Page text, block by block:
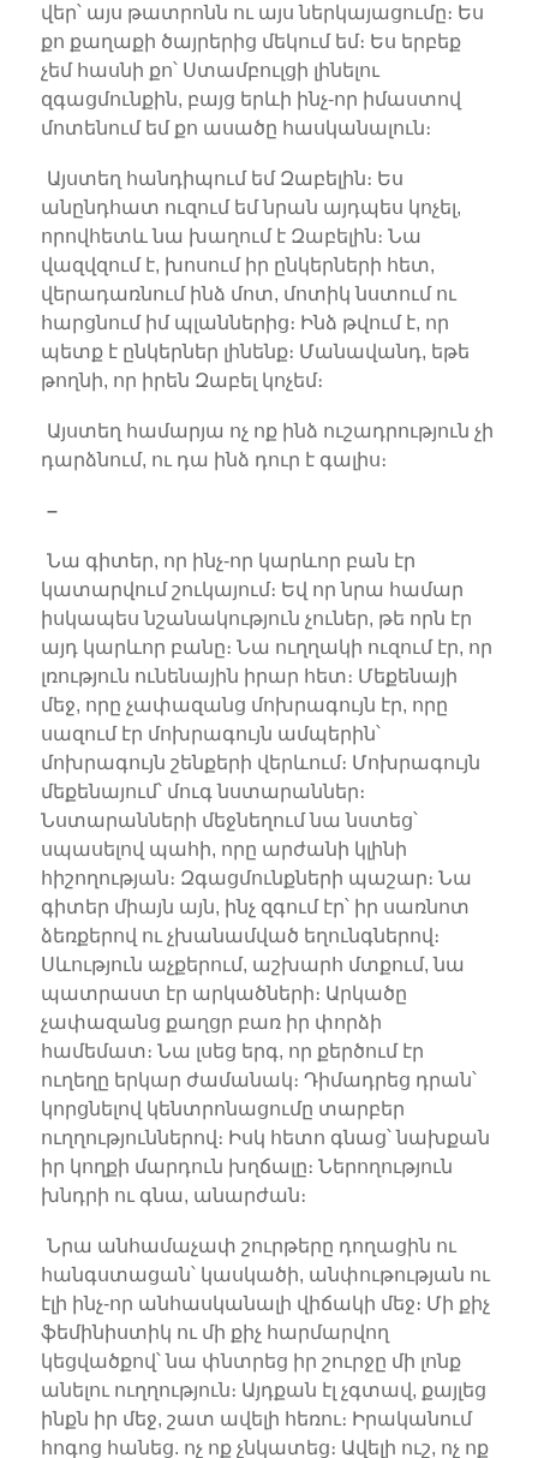
վեր՝ այս թատրոնն ու այս ներկայացումը։ Ես
քո քաղաքի ծայրերից մեկում եմ։ Ես երբեք
չեմ հասնի քո՝ Ստամբուլցի լինելու
զգացմունքին, բայց երևի ինչ-որ իմաստով
մոտենում եմ քո ասածը հասկանալուն։
Այստեղ հանդիպում եմ Զաբելին։ Ես
անընդհատ ուզում եմ նրան այդպես կոչել,
որովհետև նա խաղում է Զաբելին։ Նա
վազվզում է, խոսում իր ընկերների հետ,
վերադառնում ինձ մոտ, մոտիկ նստում ու
հարցնում իմ պլաններից։ Ինձ թվում է, որ
պետք է ընկերներ լինենք։ Մանավանդ, եթե
թողնի, որ իրեն Զաբել կոչեմ։
Այստեղ համարյա ոչ ոք ինձ ուշադրություն չի
դարձնում, ու դա ինձ դուր է գալիս։
–
Նա գիտեր, որ ինչ-որ կարևոր բան էր
կատարվում շուկայում։ Եվ որ նրա համար
իսկապես նշանակություն չուներ, թե որն էր
այդ կարևոր բանը։ Նա ուղղակի ուզում էր, որ
լռություն ունենային իրար հետ։ Մեքենայի
մեջ, որը չափազանց մոխրագույն էր, որը
սազում էր մոխրագույն ամպերին՝
մոխրագույն շենքերի վերևում։ Մոխրագույն
մեքենայում՝ մուգ նստարաններ։
Նստարանների մեջնեղում նա նստեց՝
սպասելով պահի, որը արժանի կլինի
հիշողության։ Զգացմունքների պաշար։ Նա
գիտեր միայն այն, ինչ զգում էր՝ իր սառնոտ
ձեռքերով ու չխանամված եղունգներով։
Սևություն աչքերում, աշխարհ մտքում, նա
պատրաստ էր արկածների։ Արկածը
չափազանց քաղցր բառ իր փորձի
համեմատ։ Նա լսեց երգ, որ քերծում էր
ուղեղը երկար ժամանակ։ Դիմադրեց դրան՝
կորցնելով կենտրոնացումը տարբեր
ուղղություններով։ Իսկ հետո գնաց՝ նախքան
իր կողքի մարդուն խղճալը։ Ներողություն
խնդրի ու գնա, անարժան։
Նրա անհամաչափ շուրթերը դողացին ու
հանգստացան՝ կասկածի, անփութության ու
էլի ինչ-որ անհասկանալի վիճակի մեջ։ Մի քիչ
ֆեմինիստիկ ու մի քիչ հարմարվող
կեցվածքով՝ նա փնտրեց իր շուրջը մի լոնք
անելու ուղղություն։ Այդքան էլ չգտավ, քայլեց
ինքն իր մեջ, շատ ավելի հեռու։ Իրականում
հոգոց հանեց. ոչ ոք չնկատեց։ Ավելի ուշ, ոչ ոք